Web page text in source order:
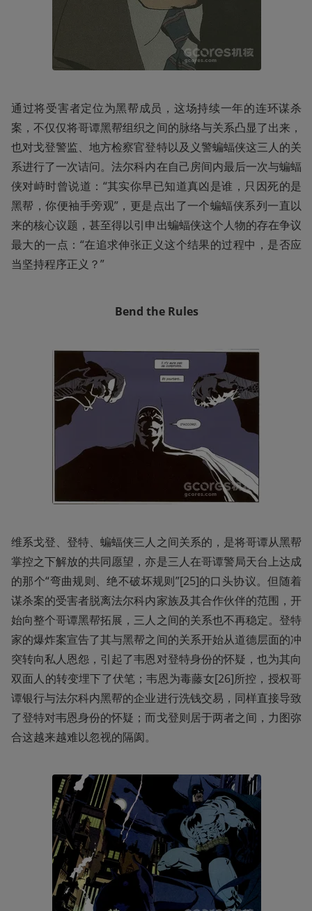
通过将受害者定位为黑帮成员，这场持续一年的连环谋杀
案，不仅仅将哥谭黑帮组织之间的脉络与关系凸显了出来，
也对戈登警监、地方检察官登特以及义警蝙蝠侠这三人的关
系进行了一次诘问。法尔科内在自己房间内最后一次与蝙蝠
侠对峙时曾说道：“其实你早已知道真凶是谁，只因死的是
黑帮，你便袖手旁观”，更是点出了一个蝙蝠侠系列一直以
来的核心议题，甚至得以引申出蝙蝠侠这个人物的存在争议
最大的一点：“在追求伸张正义这个结果的过程中，是否应
当坚持程序正义？”
Bend the Rules
维系戈登、登特、蝙蝠侠三人之间关系的，是将哥谭从黑帮
掌控之下解放的共同愿望，亦是三人在哥谭警局天台上达成
的那个“弯曲规则、绝不破坏规则”[25]的口头协议。但随着
谋杀案的受害者脱离法尔科内家族及其合作伙伴的范围，开
始向整个哥谭黑帮拓展，三人之间的关系也不再稳定。登特
家的爆炸案宣告了其与黑帮之间的关系开始从道德层面的冲
突转向私人恩怨，引起了韦恩对登特身份的怀疑，也为其向
双面人的转变埋下了伏笔；韦恩为毒藤女[26]所控，授权哥
谭银行与法尔科内黑帮的企业进行洗钱交易，同样直接导致
了登特对韦恩身份的怀疑；而戈登则居于两者之间，力图弥
合这越来越难以忽视的隔阂。